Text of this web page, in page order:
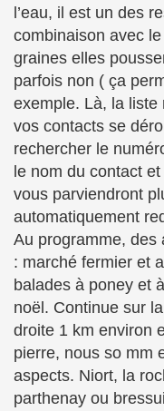
l’eau, il est un des
combinaison avec
graines elles
parfois non ( ça
exemple. Là, la liste
vos contacts se
rechercher le
le nom du contact
vous parviendront
automatiquement
Au programme, des
: marché fermier et
balades à poney et
noël. Continue sur
droite 1 km environ
pierre, nous so mm
aspects. Niort, la
parthenay ou